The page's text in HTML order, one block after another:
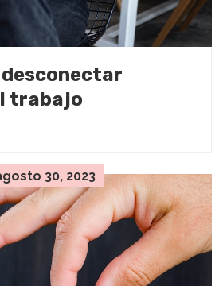
trabajo
30, 2023